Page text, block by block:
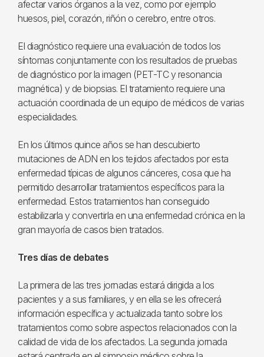
afectar varios órganos a la vez, como por ejemplo
huesos, piel, corazón, riñón o cerebro, entre otros.
El diagnóstico requiere una evaluación de todos los
síntomas conjuntamente con los resultados de pruebas
de diagnóstico por la imagen (PET-TC y resonancia
magnética) y de biopsias. El tratamiento requiere una
actuación coordinada de un equipo de médicos de varias
especialidades.
En los últimos quince años se han descubierto
mutaciones de ADN en los tejidos afectados por esta
enfermedad típicas de algunos cánceres, cosa que ha
permitido desarrollar tratamientos específicos para la
enfermedad. Estos tratamientos han conseguido
estabilizarla y convertirla en una enfermedad crónica en la
gran mayoría de casos bien tratados.
Tres días de debates
La primera de las tres jornadas estará dirigida a los
pacientes y a sus familiares, y en ella se les ofrecerá
información específica y actualizada tanto sobre los
tratamientos como sobre aspectos relacionados con la
calidad de vida de los afectados. La segunda jornada